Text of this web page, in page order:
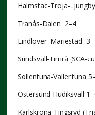
Halmstad-Troja-
Tranås-Dalen 2–4
Lindlöven-Mariestad
Sundsvall-Timrå (SCA-
Sollentuna-Vallentuna
Östersund-Hudiksvall
Karlskrona-Tingsryd